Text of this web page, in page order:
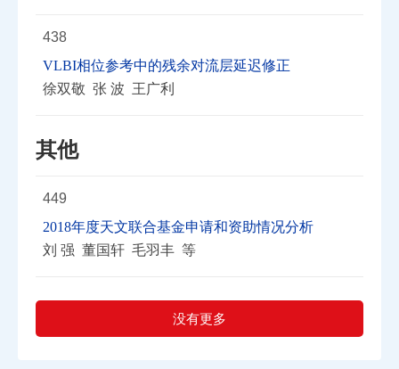
438
VLBI相位参考中的残余对流层延迟修正
徐双敬 张 波 王广利
其他
449
2018年度天文联合基金申请和资助情况分析
刘 强 董国轩 毛羽丰 等
没有更多